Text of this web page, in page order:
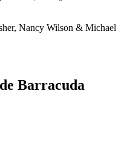
Nancy Wilson & Michael
Barracuda